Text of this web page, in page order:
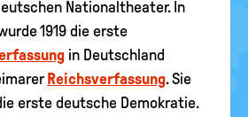
Nationaltheater. In
1919 die erste
in Deutschland
Reichsverfassung. Sie
erste deutsche Demokratie.